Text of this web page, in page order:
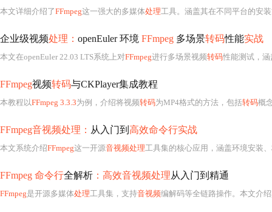
本文详细介绍了FFmpeg这一强大的多媒体处理工具。涵盖其在不同平台的安装方法
企业级视频处理： openEuler 环境 FFmpeg 多场景转码性能实战
本文在openEuler 22.03 LTS系统上对FFmpeg进行多场景视频转码性能测试，涵盖
FFmpeg视频转码与CKPlayer集成教程
本教程以FFmpeg 3.3.3为例，介绍将视频转码为MP4格式的方法，包括转码概念
FFmpeg音视频处理： 从入门到 高效命令行实战
本文系统介绍FFmpeg这一开源音视频处理工具集的核心应用，涵盖环境安装、
FFmpeg 命令行全解析 ：高效音视频处理从入门到精通
FFmpeg是开源多媒体处理工具集，支持音视频编解码等全链路操作。本文介绍其核心功